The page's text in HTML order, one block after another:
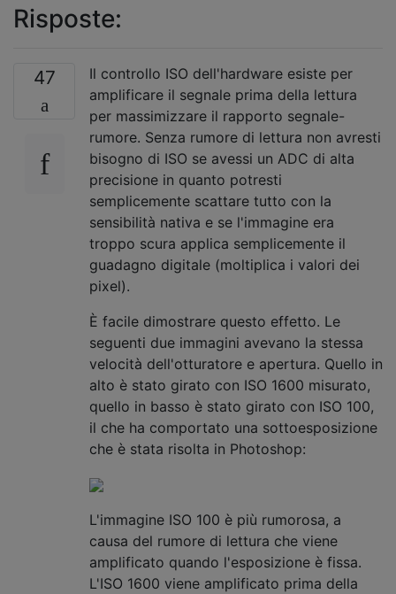
Risposte:
47
Il controllo ISO dell'hardware esiste per
amplificare il segnale prima della lettura
per massimizzare il rapporto segnale-
rumore. Senza rumore di lettura non avresti
bisogno di ISO se avessi un ADC di alta
precisione in quanto potresti
semplicemente scattare tutto con la
sensibilità nativa e se l'immagine era
troppo scura applica semplicemente il
guadagno digitale (moltiplica i valori dei
pixel).
È facile dimostrare questo effetto. Le
seguenti due immagini avevano la stessa
velocità dell'otturatore e apertura. Quello in
alto è stato girato con ISO 1600 misurato,
quello in basso è stato girato con ISO 100,
il che ha comportato una sottoesposizione
che è stata risolta in Photoshop:
L'immagine ISO 100 è più rumorosa, a
causa del rumore di lettura che viene
amplificato quando l'esposizione è fissa.
L'ISO 1600 viene amplificato prima della